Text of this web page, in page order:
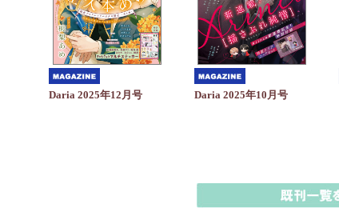
Daria 2025年12月号 Daria 2025年10月号